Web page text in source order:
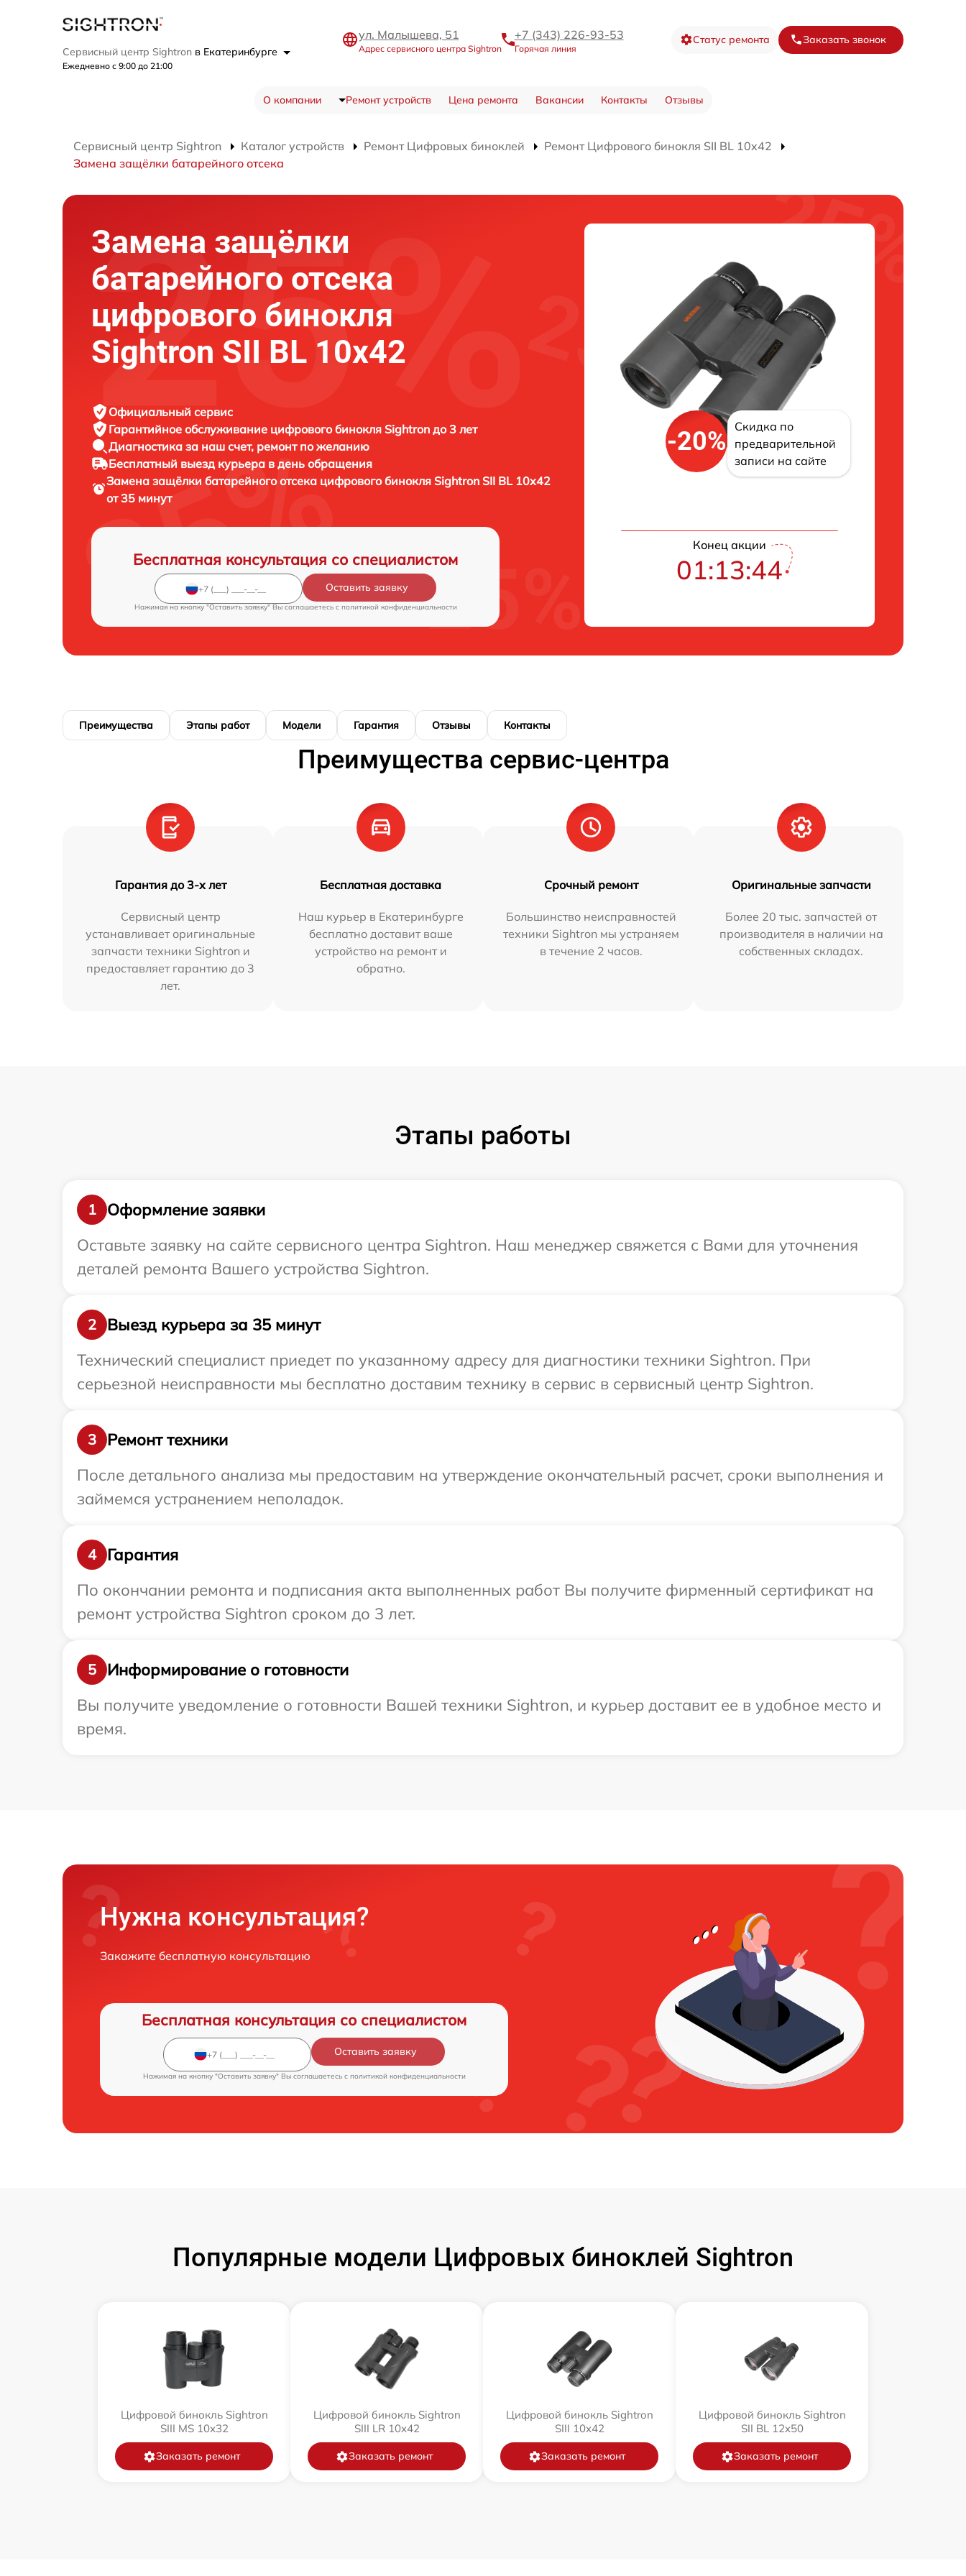
Сервисный центр Sightron в Екатеринбурге
Ежедневно с 9:00 до 21:00
ул. Малышева, 51
Адрес сервисного центра Sightron
+7 (343) 226-93-53
Горячая линия
Статус ремонта Заказать звонок
О компании Ремонт устройств Цена ремонта Вакансии Контакты Отзывы
Сервисный центр Sightron Каталог устройств Ремонт Цифровых биноклей
Ремонт Цифрового бинокля SII BL 10x42
Замена защёлки батарейного отсека
Замена защёлки
батарейного отсека
цифрового бинокля
Sightron SII BL 10x42
Официальный сервис
Гарантийное обслуживание цифрового бинокля Sightron до 3 лет
Диагностика за наш счет, ремонт по желанию
Бесплатный выезд курьера в день обращения
Замена защёлки батарейного отсека цифрового бинокляSightron SII BL 10x42
от 35 минут
Бесплатная консультация со специалистом
Оставить заявку
Нажимая на кнопку "Оставить заявку" Вы соглашаетесь c политикой конфиденциальности
-20%
Скидка по
предварительной
записи на сайте
Конец акции
01:13:43
Преимущества Этапы работ Модели Гарантия Отзывы Контакты
Преимущества сервис-центра
Гарантия до 3-х лет
Сервисный центр
устанавливает оригинальные
запчасти техники Sightron и
предоставляет гарантию до 3
лет.
Бесплатная доставка
Наш курьер в Екатеринбурге
бесплатно доставит ваше
устройство на ремонт и
обратно.
Срочный ремонт
Большинство неисправностей
техники Sightron мы устраняем
в течение 2 часов.
Оригинальные запчасти
Более 20 тыс. запчастей от
производителя в наличии на
собственных складах.
Этапы работы
1
Оформление заявки
Оставьте заявку на сайте сервисного центра Sightron. Наш менеджер свяжется с Вами для уточнения
деталей ремонта Вашего устройства Sightron.
2
Выезд курьера за 35 минут
Технический специалист приедет по указанному адресу для диагностики техники Sightron. При
серьезной неисправности мы бесплатно доставим технику в сервис в сервисный центр Sightron.
3
Ремонт техники
После детального анализа мы предоставим на утверждение окончательный расчет, сроки выполнения и
займемся устранением неполадок.
4
Гарантия
По окончании ремонта и подписания акта выполненных работ Вы получите фирменный сертификат на
ремонт устройства Sightron сроком до 3 лет.
5
Информирование о готовности
Вы получите уведомление о готовности Вашей техники Sightron, и курьер доставит ее в удобное место и
время.
Нужна консультация?
Закажите бесплатную консультацию
Бесплатная консультация со специалистом
Оставить заявку
Нажимая на кнопку "Оставить заявку" Вы соглашаетесь c политикой конфиденциальности
Популярные модели Цифровых биноклей Sightron
Цифровой бинокль Sightron
SIII MS 10x32
Заказать ремонт
Цифровой бинокль Sightron
SIII LR 10x42
Заказать ремонт
Цифровой бинокль Sightron
SIII 10x42
Заказать ремонт
Цифровой бинокль Sightron
SII BL 12x50
Заказать ремонт